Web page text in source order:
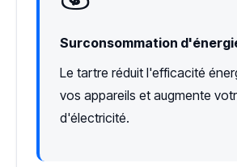
Surconsommation
Le tartre réduit l'efficacité
vos appareils et augmente
d'électricité.